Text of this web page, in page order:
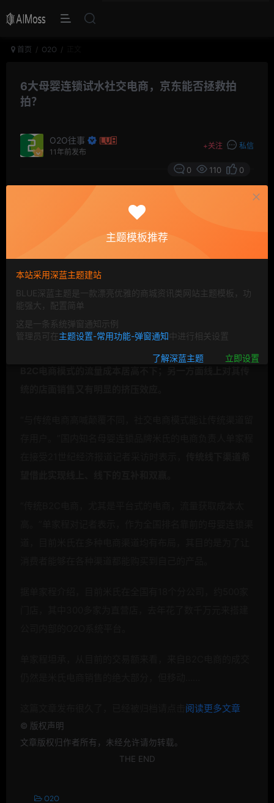
首页 O2O
6大母婴连锁试水社交电商，京东能否拯救拍
拍？
O2O往事
11年前发布
+关注 私信
0 110 0
京东旗下拍拍平台正加速褪去原有的“C2C”标签。
家宝贝和纽约国际早教机构等6大母婴连锁品牌开展O2O
大促。
一直以来，传统零售渠道对电子商务既爱又恨：
一方面，
阅读更多文章
© 版权声明
文章版权归作者所有，未经允许请勿转载。
THE END
O2O
主题模板推荐
本站采用深蓝主题建站
BLUE深蓝主题是一款漂亮优雅的商城资讯类网站主题模板，功
能强大，配置简单
这是一条系统弹窗通知示例
管理员可在主题设置-常用功能-弹窗通知中进行相关设置
了解深蓝主题 立即设置